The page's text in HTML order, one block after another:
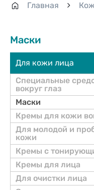
Главная
Маски
Для кожи лица
Специальные
вокруг глаз
Маски
Кремы для кожи
Для молодой и
кожи
Кремы с
Кремы для лица
Для очистки лица